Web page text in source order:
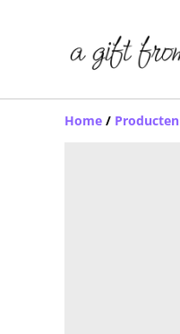
Home / Producten